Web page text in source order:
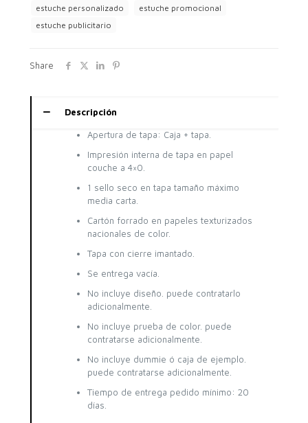
estuche personalizado
estuche promocional
estuche publicitario
Share
Descripción
Apertura de tapa: Caja + tapa.
Impresión interna de tapa en papel
couche a 4×0.
1 sello seco en tapa tamaño máximo
media carta.
Cartón forrado en papeles texturizados
nacionales de color.
Tapa con cierre imantado.
Se entrega vacía.
No incluye diseño. puede contratarlo
adicionalmente.
No incluye prueba de color. puede
contratarse adicionalmente.
No incluye dummie ó caja de ejemplo.
puede contratarse adicionalmente.
Tiempo de entrega pedido mínimo: 20
días.